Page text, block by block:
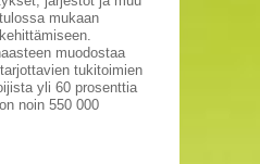
mukaan
muodostaa
tukitoimien
yli 60 prosenttia
noin 550 000